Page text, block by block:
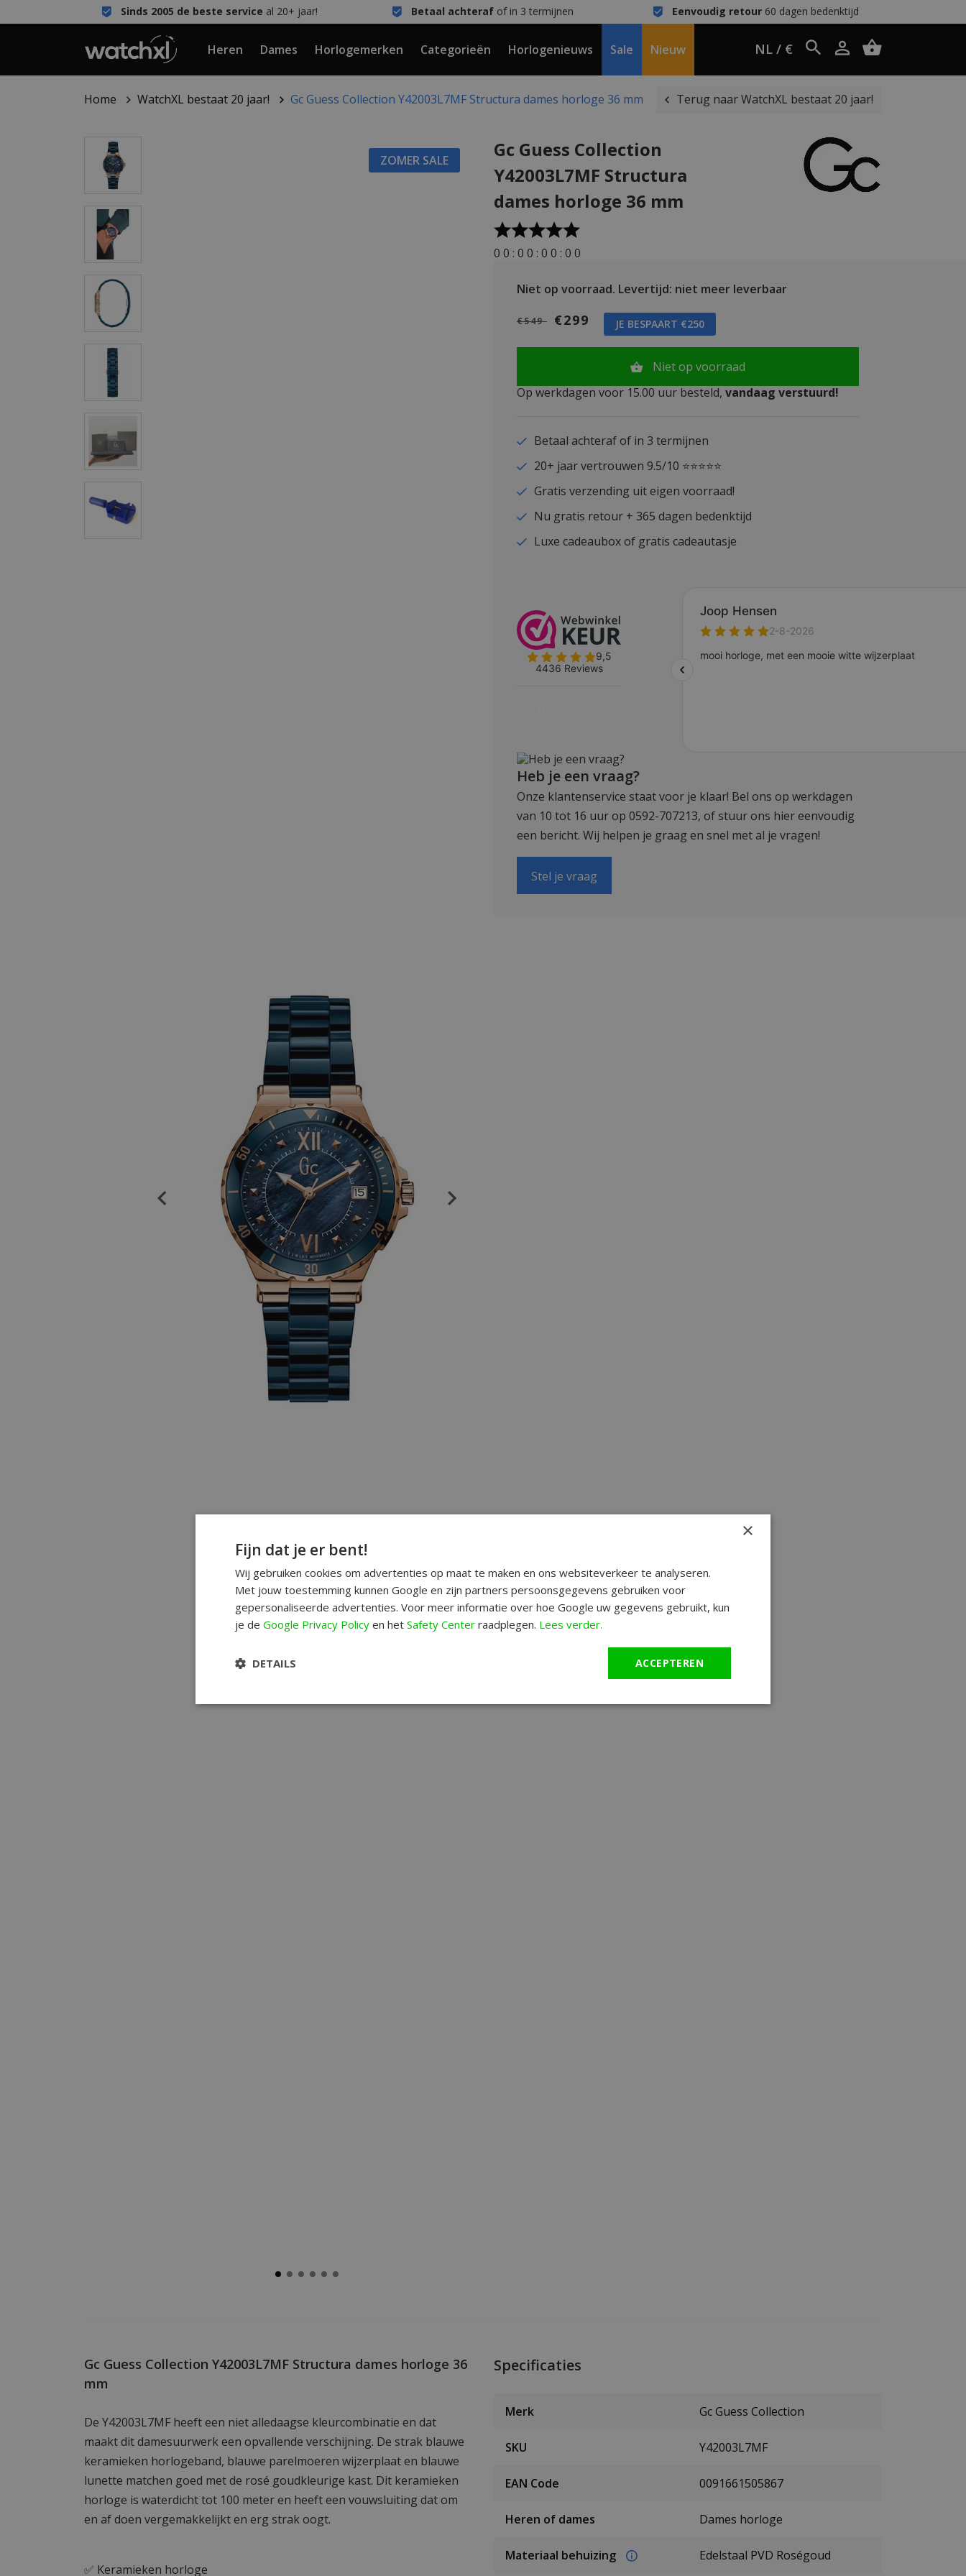
Sinds 2005 de beste service al 20+ jaar! Betaal achterafof in 3 termijnen Eenvoudig retour60 dagen bedenktijd
Heren Dames Horlogemerken Categorieën Horlogenieuws Sale Nieuw NL / €
Home WatchXL bestaat 20 jaar! Gc Guess Collection Y42003L7MF Structura dames horloge 36 mm Terug naar WatchXL bestaat 20 jaar!
ZOMER SALE
Gc Guess Collection
Y42003L7MF Structura
dames horloge 36 mm
0 0 : 0 0 : 0 0 : 0 0
Niet op voorraad. Levertijd: niet meer leverbaar
€549 €299 JE BESPAART €250
Niet op voorraad
Op werkdagen voor 15.00 uur besteld, vandaag verstuurd!
Betaal achteraf of in 3 termijnen
20+ jaar vertrouwen 9.5/10 ⭐⭐⭐⭐⭐
Gratis verzending uit eigen voorraad!
Nu gratis retour + 365 dagen bedenktijd
Luxe cadeaubox of gratis cadeautasje
Heb je een vraag?
Onze klantenservice staat voor je klaar! Bel ons op werkdagen
van 10 tot 16 uur op 0592-707213, of stuur ons hier eenvoudig
een bericht. Wij helpen je graag en snel met al je vragen!
Stel je vraag
Gc Guess Collection Y42003L7MF Structura dames horloge 36
mm
De Y42003L7MF heeft een niet alledaagse kleurcombinatie en dat
maakt dit damesuurwerk een opvallende verschijning. De strak blauwe
keramieken horlogeband, blauwe parelmoeren wijzerplaat en blauwe
lunette matchen goed met de rosé goudkleurige kast. Dit keramieken
horloge is waterdicht tot 100 meter en heeft een vouwsluiting dat om
en af doen vergemakkelijkt en erg strak oogt.
✅ Keramieken horloge
Specificaties
Merk Gc Guess Collection
SKU Y42003L7MF
EAN Code 0091661505867
Heren of dames Dames horloge
Materiaal behuizing Edelstaal PVD Roségoud
×
Fijn dat je er bent!
Wij gebruiken cookies om advertenties op maat te maken en ons websiteverkeer te analyseren.
Met jouw toestemming kunnen Google en zijn partners persoonsgegevens gebruiken voor
gepersonaliseerde advertenties. Voor meer informatie over hoe Google uw gegevens gebruikt, kun
je de Google Privacy Policy en het Safety Center raadplegen. Lees verder.
ACCEPTEREN
DETAILS